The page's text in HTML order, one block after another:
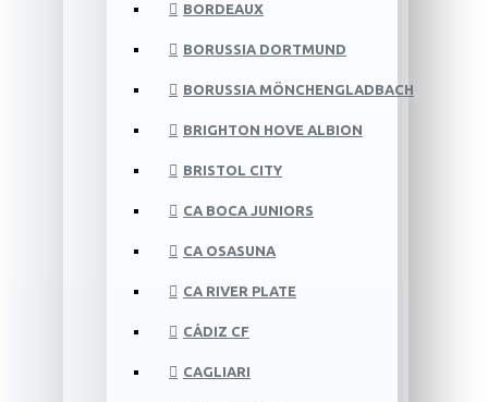
BORDEAUX
BORUSSIA DORTMUND
BORUSSIA MÖNCHENGLADBACH
BRIGHTON HOVE ALBION
BRISTOL CITY
CA BOCA JUNIORS
CA OSASUNA
CA RIVER PLATE
CÁDIZ CF
CAGLIARI